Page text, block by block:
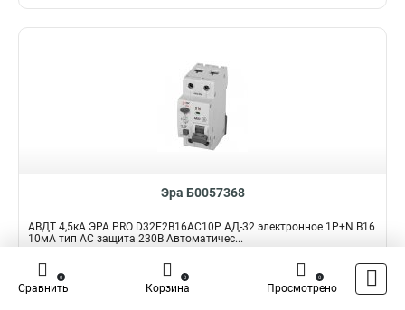
Эра Б0057368
АВДТ 4,5кА ЭРА PRO D32E2B16АC10P АД-32 электронное 1P+N B16
10мА тип АC защита 230В Автоматичес...
Подробнее
Наличие:
Сравнить
0
Корзина
0
Просмотрено
0